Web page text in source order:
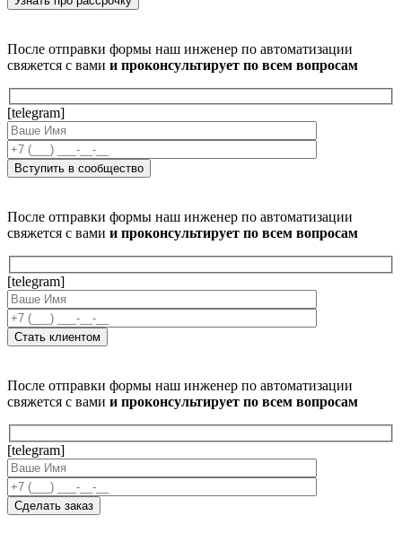
После отправки формы наш инженер по автоматизации
свяжется с вами и проконсультирует по всем вопросам
[telegram]
После отправки формы наш инженер по автоматизации
свяжется с вами и проконсультирует по всем вопросам
[telegram]
После отправки формы наш инженер по автоматизации
свяжется с вами и проконсультирует по всем вопросам
[telegram]